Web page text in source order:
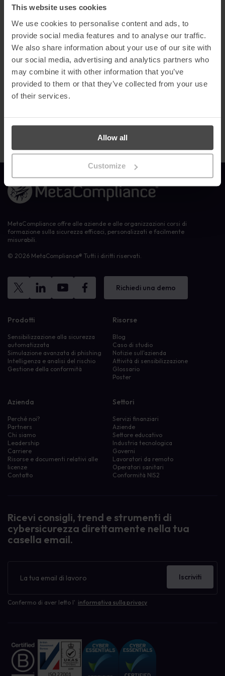
This website uses cookies
We use cookies to personalise content and ads, to
provide social media features and to analyse our traffic.
We also share information about your use of our site with
our social media, advertising and analytics partners who
may combine it with other information that you’ve
provided to them or that they’ve collected from your use
of their services.
Allow all
Customize
soluzioni all’avanguardia che permettano alle organizzazioni di
informatica.
I Computing Security Awards si basano su una votazione pubblica
che si chiuderà il6 ottobre e i vincitori saranno annunciati nel
corso di una cerimonia di premiazione che si terrà a Londra il 19
ottobre.
Vota per MetaCompliance
tramite il link sottostante:
page=voting_link&company=metacompliance
MetaCompliance offre alle aziende e alle organizzazioni corsi di
formazione sulla sicurezza efficaci, personalizzati e facilmente
misurabili.
© 2026 MetaCompliance® Tutti i diritti riservati.
Richiedi una demo
Prodotti
Sensibilizzazione alla sicurezza
automatizzata
Simulazione avanzata di phishing
Intelligenza e analisi del rischio
Gestione della conformità
Risorse
Blog
Caso di studio
Notizie sull'azienda
Attività di sensibilizzazione
Glossario
Poster
Azienda
Perché noi?
Partners
Chi siamo
Leadership
Carriere
Risorse e documenti relativi alle
licenze
Contatto
Settori
Servizi finanziari
Aziende
Settore educativo
Industria tecnologica
Governi
Lavoratori da remoto
Operatori sanitari
Conformità NIS2
Ricevi consigli, trend e strumenti di
cybersicurezza direttamente nella tua
casella email.
Confermo di aver letto l' informativa sulla privacy
Iscriviti